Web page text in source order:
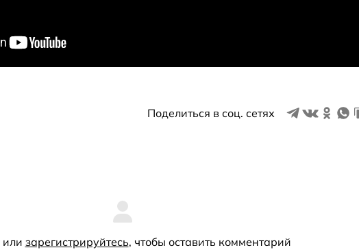
Поделиться в соц. сетях
или зарегистрируйтесь, чтобы оставить комментарий